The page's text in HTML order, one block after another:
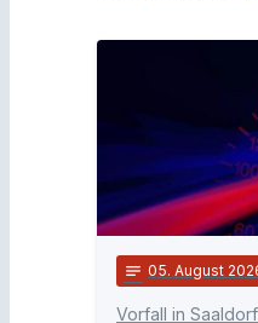
notes 05. August
Vorfall in